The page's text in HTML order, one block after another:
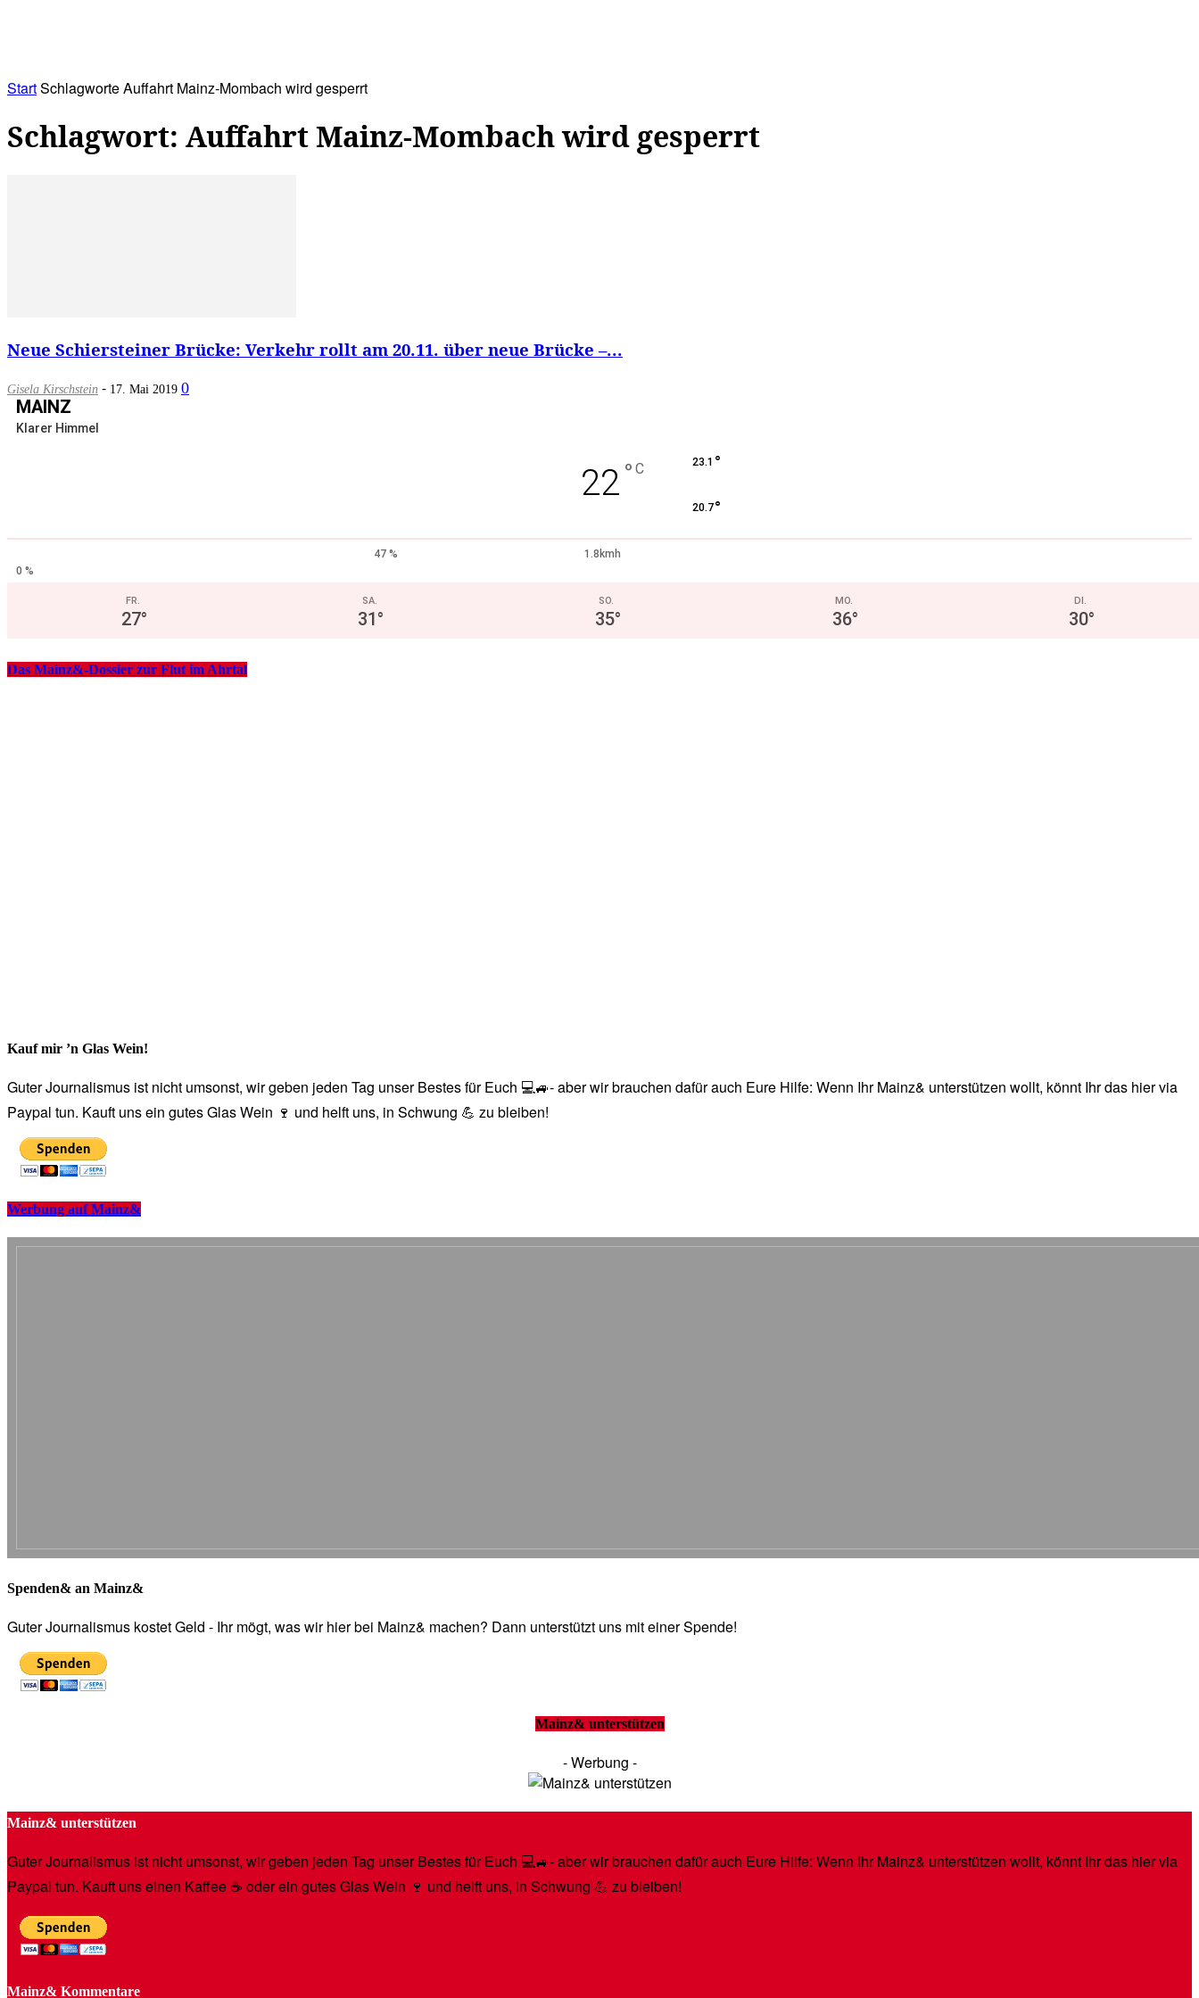
StartSchlagworteAuffahrt Mainz-Mombach wird gesperrt
Schlagwort: Auffahrt Mainz-Mombach wird gesperrt
Neue Schiersteiner Brücke: Verkehr rollt am 20.11. über neue Brücke –...
Gisela Kirschstein - 17. Mai 2019 0
MAINZ
Klarer Himmel
22 ° C 23.1 °
20.7°
47 %
1.8kmh
0 %
FR.
27°
SA.
31°
SO.
35°
MO.
36°
DI.
30°
Das Mainz&-Dossier zur Flut im Ahrtal
Kauf mir ’n Glas Wein!
Guter Journalismus ist nicht umsonst, wir geben jeden Tag unser Bestes für Euch 💻🚙- aber wir brauchen dafür auch Eure Hilfe: Wenn Ihr Mainz& unterstützen wollt, könnt Ihr das hier via
Paypal tun. Kauft uns ein gutes Glas Wein 🍷 und helft uns, in Schwung 💪 zu bleiben!
Werbung auf Mainz&
Spenden& an Mainz&
Guter Journalismus kostet Geld - Ihr mögt, was wir hier bei Mainz& machen? Dann unterstützt uns mit einer Spende!
Mainz& unterstützen
- Werbung -
Mainz& unterstützen
Guter Journalismus ist nicht umsonst, wir geben jeden Tag unser Bestes für Euch 💻🚙- aber wir brauchen dafür auch Eure Hilfe: Wenn Ihr Mainz& unterstützen wollt, könnt Ihr das hier via
Paypal tun. Kauft uns einen Kaffee ☕️ oder ein gutes Glas Wein 🍷 und helft uns, in Schwung 💪 zu bleiben!
Mainz& Kommentare